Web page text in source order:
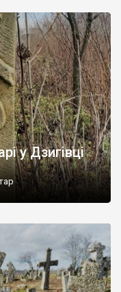
лікарню. Коли із
у Дзигівці